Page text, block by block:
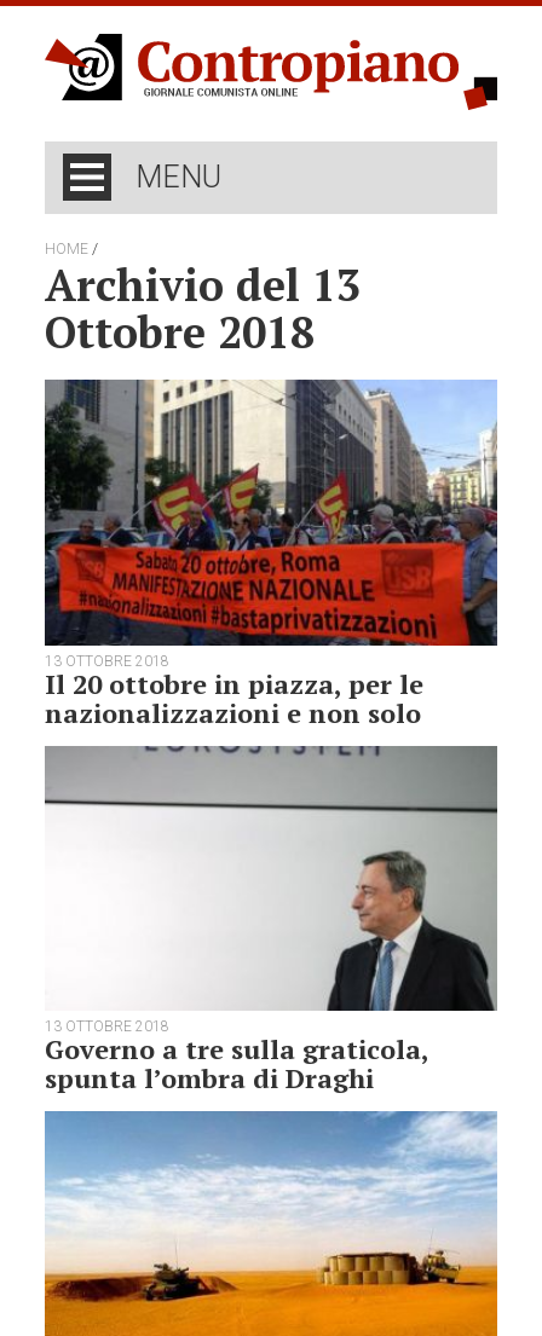
MENU
HOME /
Archivio del 13
Ottobre 2018
13 OTTOBRE 2018
Il 20 ottobre in piazza, per le
nazionalizzazioni e non solo
13 OTTOBRE 2018
Governo a tre sulla graticola,
spunta l’ombra di Draghi